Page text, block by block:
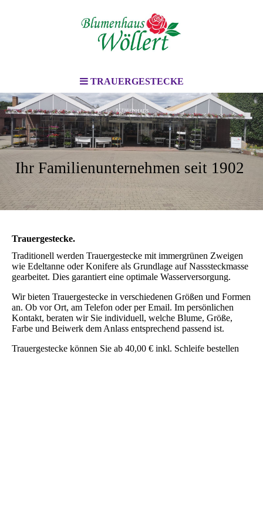
TRAUERGESTECKE
Ihr Familienunternehmen seit 1902
Trauergestecke.
Traditionell werden Trauergestecke mit immergrünen Zweigen
wie Edeltanne oder Konifere als Grundlage auf Nasssteckmasse
gearbeitet. Dies garantiert eine optimale Wasserversorgung.
Wir bieten Trauergestecke in verschiedenen Größen und Formen
an. Ob vor Ort, am Telefon oder per Email. Im persönlichen
Kontakt, beraten wir Sie individuell, welche Blume, Größe,
Farbe und Beiwerk dem Anlass entsprechend passend ist.
Trauergestecke können Sie ab 40,00 € inkl. Schleife bestellen